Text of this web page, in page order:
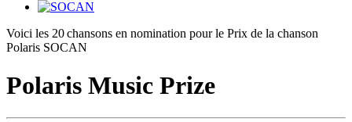
Voici les 20 chansons en nomination pour le Prix de la chanson
Polaris SOCAN
Polaris Music Prize